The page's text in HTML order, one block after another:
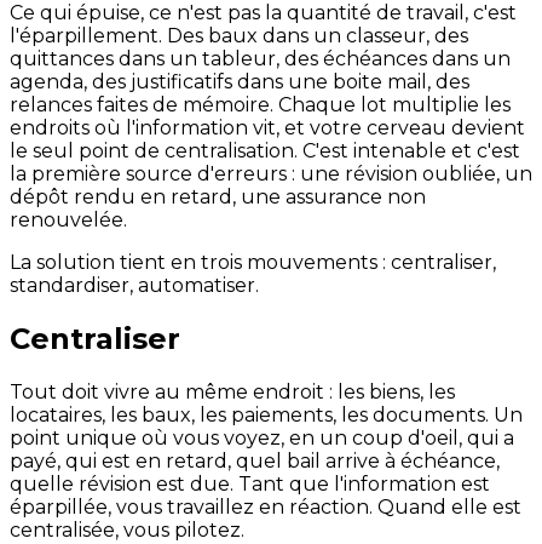
Ce qui épuise, ce n'est pas la quantité de travail, c'est
l'éparpillement. Des baux dans un classeur, des
quittances dans un tableur, des échéances dans un
agenda, des justificatifs dans une boite mail, des
relances faites de mémoire. Chaque lot multiplie les
endroits où l'information vit, et votre cerveau devient
le seul point de centralisation. C'est intenable et c'est
la première source d'erreurs : une révision oubliée, un
dépôt rendu en retard, une assurance non
renouvelée.
La solution tient en trois mouvements : centraliser,
standardiser, automatiser.
Centraliser
Tout doit vivre au même endroit : les biens, les
locataires, les baux, les paiements, les documents. Un
point unique où vous voyez, en un coup d'oeil, qui a
payé, qui est en retard, quel bail arrive à échéance,
quelle révision est due. Tant que l'information est
éparpillée, vous travaillez en réaction. Quand elle est
centralisée, vous pilotez.